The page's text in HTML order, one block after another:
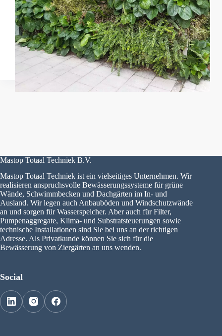
Mastop Totaal Techniek B.V.
Mastop Totaal Techniek ist ein vielseitiges Unternehmen. Wir
realisieren anspruchsvolle Bewässerungssysteme für grüne
Wände, Schwimmbecken und Dachgärten im In- und
Ausland. Wir legen auch Anbauböden und Windschutzwände
an und sorgen für Wasserspeicher. Aber auch für Filter,
Pumpenaggregate, Klima- und Substratsteuerungen sowie
technische Installationen sind Sie bei uns an der richtigen
Adresse. Als Privatkunde können Sie sich für die
Bewässerung von Ziergärten an uns wenden.
Social